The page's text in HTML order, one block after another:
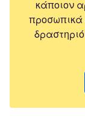
κάποιον
προσωπικά